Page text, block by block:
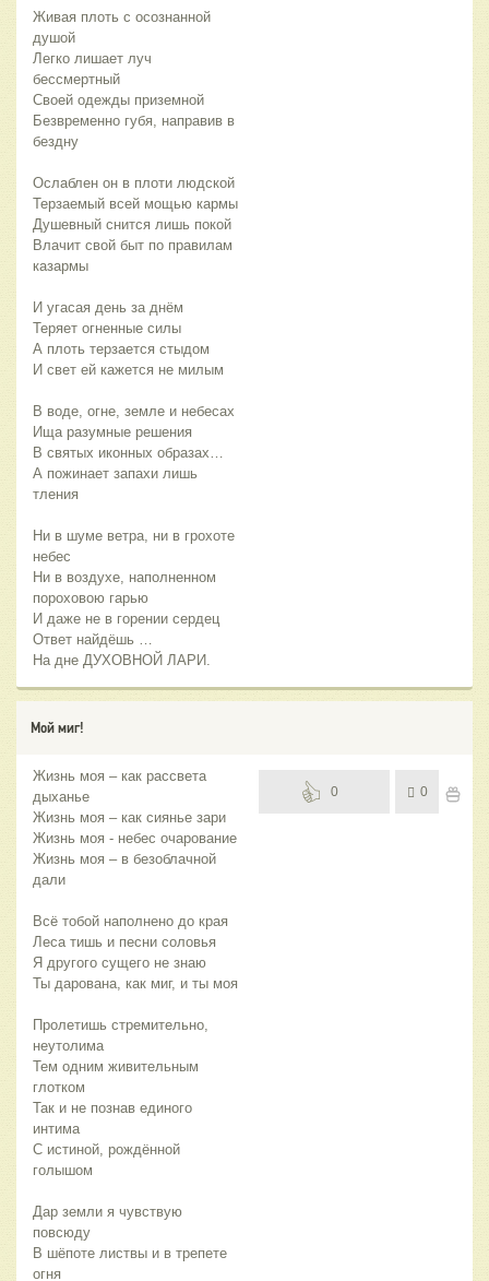
Живая плоть с осознанной
душой
Легко лишает луч
бессмертный
Своей одежды приземной
Безвременно губя, направив в
бездну
Ослаблен он в плоти людской
Терзаемый всей мощью кармы
Душевный снится лишь покой
Влачит свой быт по правилам
казармы
И угасая день за днём
Теряет огненные силы
А плоть терзается стыдом
И свет ей кажется не милым
В воде, огне, земле и небесах
Ища разумные решения
В святых иконных образах…
А пожинает запахи лишь
тления
Ни в шуме ветра, ни в грохоте
небес
Ни в воздухе, наполненном
пороховою гарью
И даже не в горении сердец
Ответ найдёшь …
На дне ДУХОВНОЙ ЛАРИ.
Мой миг!
Жизнь моя – как рассвета
дыханье
Жизнь моя – как сиянье зари
Жизнь моя - небес очарование
Жизнь моя – в безоблачной
дали
Всё тобой наполнено до края
Леса тишь и песни соловья
Я другого сущего не знаю
Ты дарована, как миг, и ты моя
Пролетишь стремительно,
неутолима
Тем одним живительным
глотком
Так и не познав единого
интима
С истиной, рождённой
голышом
Дар земли я чувствую
повсюду
В шёпоте листвы и в трепете
огня
0 0